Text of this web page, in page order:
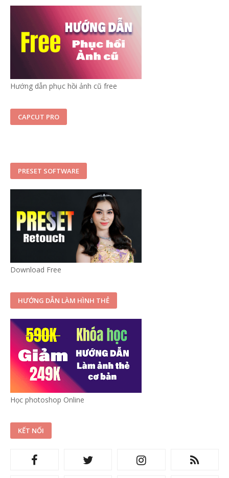
Hướng dẫn phục hồi ảnh cũ free
CAPCUT PRO
PRESET SOFTWARE
Download Free
HƯỚNG DẪN LÀM HÌNH THẺ
Học photoshop Online
KẾT NỐI